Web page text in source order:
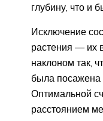
глубину, что и
Исключение
растения — их
наклоном так,
была посажена
Оптимальной
расстоянием